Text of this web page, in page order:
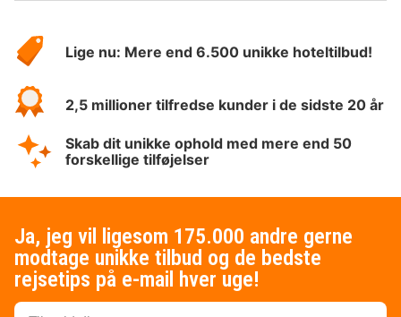
HotelSpecials
Lige nu: Mere end 6.500 unikke hoteltilbud!
2,5 millioner tilfredse kunder i de sidste 20 år
Skab dit unikke ophold med mere end 50
forskellige tilføjelser
Ja, jeg vil ligesom 175.000 andre gerne
modtage unikke tilbud og de bedste
rejsetips på e-mail hver uge!